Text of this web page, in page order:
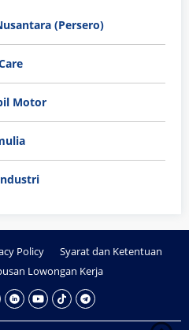
(Persero)
Motor
Policy
Syarat dan Ketentuan
Lowongan Kerja